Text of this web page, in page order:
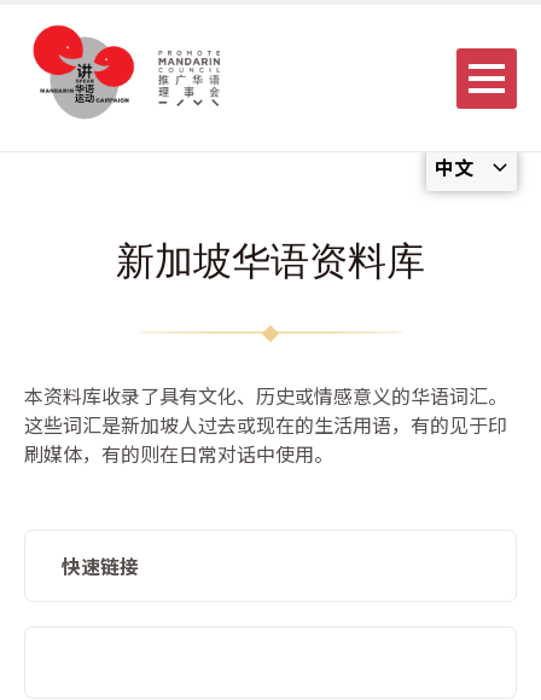
中文
Menu
新加坡华语资料库
本资料库收录了具有文化、历史或情感意义的华语词汇。
这些词汇是新加坡人过去或现在的生活用语，有的见于印
刷媒体，有的则在日常对话中使用。
快速链接